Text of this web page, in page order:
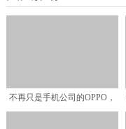
不再只是手机公司的OPPO，